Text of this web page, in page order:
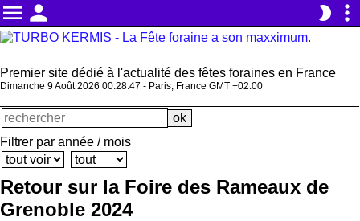
menu person brightness_2 more_vert
Premier site dédié à l'actualité des fêtes foraines en France
Dimanche 9 Août 2026 00:28:48 - Paris, France GMT +02:00
Filtrer par année / mois
Retour sur la Foire des Rameaux de
Grenoble 2024